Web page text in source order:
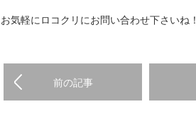
気軽にロコクリにお問い合わせ下さいね！
前の記事